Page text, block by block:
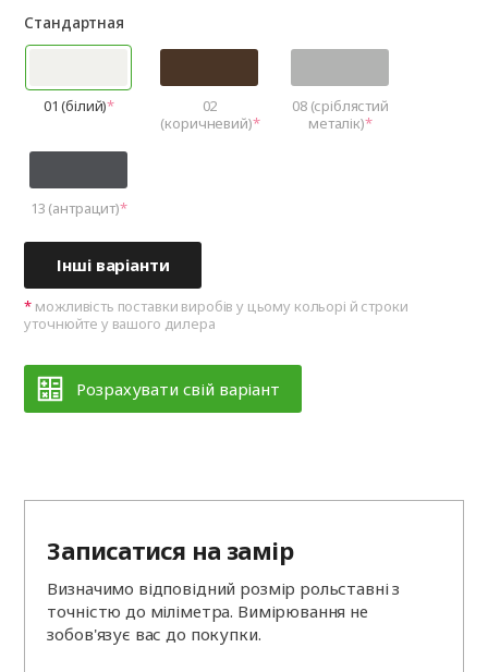
Стандартная
01 (білий)
02
(коричневий)
08 (сріблястий
металік)
13 (антрацит)
Інші варіанти
можливість поставки виробів у цьому кольорі й строки
уточнюйте у вашого дилера
Розрахувати свій варіант
Записатися на замір
Визначимо відповідний розмір рольставні з
точністю до міліметра. Вимірювання не
зобов'язує вас до покупки.